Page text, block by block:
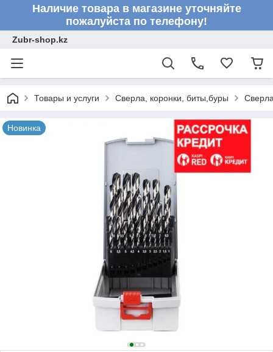
Наличие товара в магазине уточняйте
пожалуйста по телефону!
Zubr-shop.kz
Товары и услуги Сверла, коронки, биты,буры
Новинка